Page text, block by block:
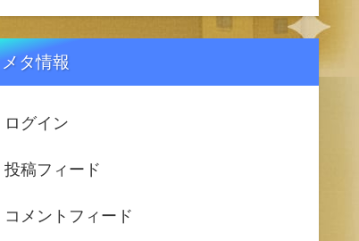
メタ情報
ログイン
投稿フィード
コメントフィード